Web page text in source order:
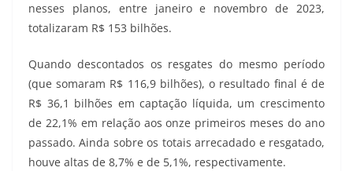
nesses planos, entre janeiro e novembro de 2023,
totalizaram R$ 153 bilhões.
Quando descontados os resgates do mesmo período
(que somaram R$ 116,9 bilhões), o resultado final é de
R$ 36,1 bilhões em captação líquida, um crescimento
de 22,1% em relação aos onze primeiros meses do ano
passado. Ainda sobre os totais arrecadado e resgatado,
houve altas de 8,7% e de 5,1%, respectivamente.